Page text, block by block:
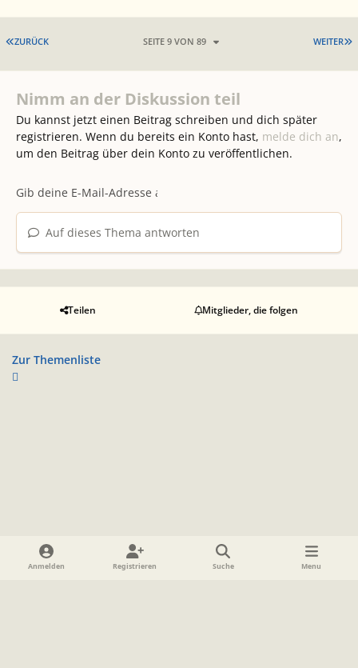
ERSTE SEITE
ZURÜCK WEITER
SEITE 9 VON 89
Nimm an der Diskussion teil
Du kannst jetzt einen Beitrag schreiben und dich später
registrieren. Wenn du bereits ein Konto hast, melde dich an,
um den Beitrag über dein Konto zu veröffentlichen.
Auf dieses Thema antworten
Teilen Mitglieder, die folgen
Zur Themenliste
Heller Modus
Dunkler ModusSystemeinstellung
Anmelden Registrieren Suche Menu